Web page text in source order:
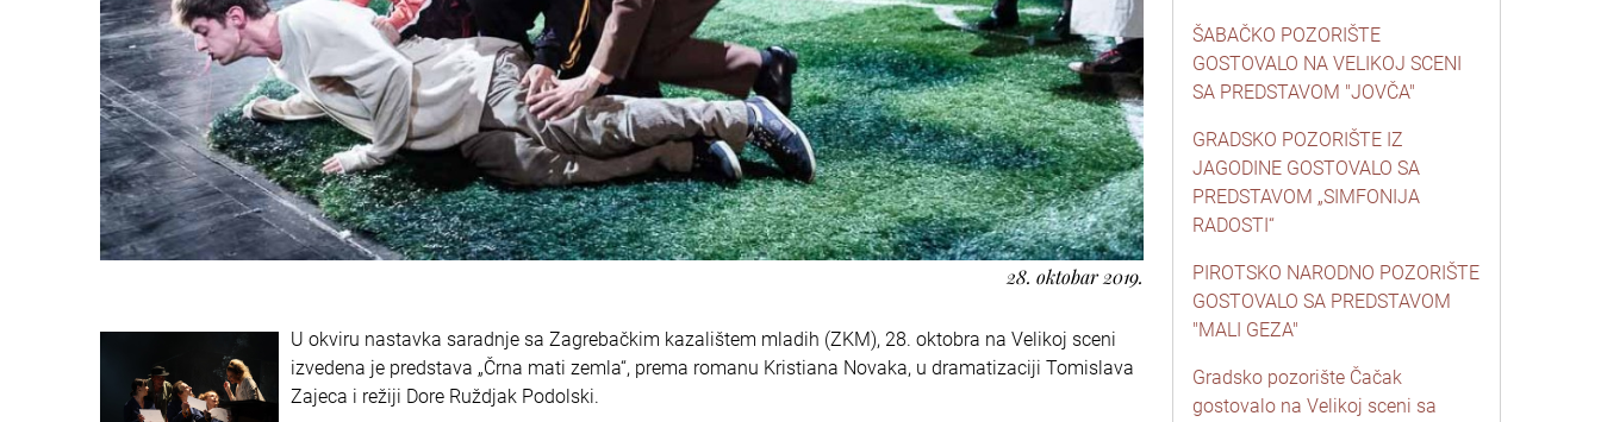
28. oktobar 2019.
U okviru nastavka saradnje sa Zagrebačkim kazalištem mladih (ZKM), 28. oktobra na Velikoj sceni
izvedena je predstava „Črna mati zemla“, prema romanu Kristiana Novaka, u dramatizaciji Tomislava
Zajeca i režiji Dore Ruždjak Podolski.
ŠABAČKO POZORIŠTE
GOSTOVALO NA VELIKOJ SCENI
SA PREDSTAVOM "JOVČA"
GRADSKO POZORIŠTE IZ
JAGODINE GOSTOVALO SA
PREDSTAVOM „SIMFONIJA
RADOSTI“
PIROTSKO NARODNO POZORIŠTE
GOSTOVALO SA PREDSTAVOM
"MALI GEZA"
Gradsko pozorište Čačak
gostovalo na Velikoj sceni sa